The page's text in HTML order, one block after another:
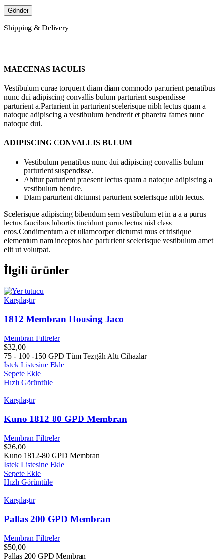
Shipping & Delivery
MAECENAS IACULIS
Vestibulum curae torquent diam diam commodo parturient penatibus
nunc dui adipiscing convallis bulum parturient suspendisse
parturient a.Parturient in parturient scelerisque nibh lectus quam a
natoque adipiscing a vestibulum hendrerit et pharetra fames nunc
natoque dui.
ADIPISCING CONVALLIS BULUM
Vestibulum penatibus nunc dui adipiscing convallis bulum
parturient suspendisse.
Abitur parturient praesent lectus quam a natoque adipiscing a
vestibulum hendre.
Diam parturient dictumst parturient scelerisque nibh lectus.
Scelerisque adipiscing bibendum sem vestibulum et in a a a purus
lectus faucibus lobortis tincidunt purus lectus nisl class
eros.Condimentum a et ullamcorper dictumst mus et tristique
elementum nam inceptos hac parturient scelerisque vestibulum amet
elit ut volutpat.
İlgili ürünler
Karşılaştır
1812 Membran Housing Jaco
Membran Filtreler
$32,00
75 - 100 -150 GPD Tüm Tezgâh Altı Cihazlar
İstek Listesine Ekle
Sepete Ekle
Hızlı Görüntüle
Karşılaştır
Kuno 1812-80 GPD Membran
Membran Filtreler
$26,00
Kuno 1812-80 GPD Membran
İstek Listesine Ekle
Sepete Ekle
Hızlı Görüntüle
Karşılaştır
Pallas 200 GPD Membran
Membran Filtreler
$50,00
Pallas 200 GPD Membran